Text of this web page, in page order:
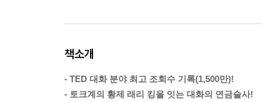
책소개
- TED 대화 분야 최고 조회수 기록(1,500만)!
- 토크계의 황제 래리 킹을 잇는 대화의 연금술사!